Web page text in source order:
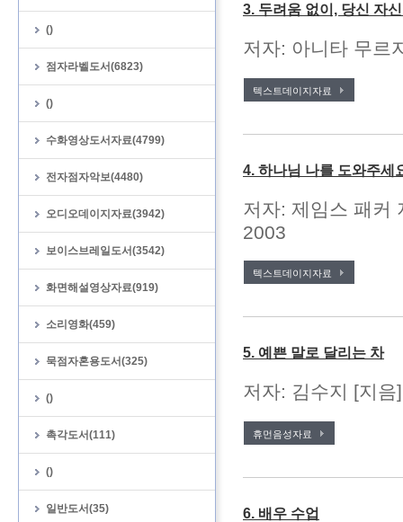
()
점자라벨도서(6823)
()
수화영상도서자료(4799)
전자점자악보(4480)
오디오데이지자료(3942)
보이스브레일도서(3542)
화면해설영상자료(919)
소리영화(459)
묵점자혼용도서(325)
()
촉각도서(111)
()
일반도서(35)
3. 두려움 없이, 당신 자
저자: 아니타 무르
텍스트데이지자료
4. 하나님 나를 도와주세
저자: 제임스 패커
2003
텍스트데이지자료
5. 예쁜 말로 달리는 차
저자: 김수지 [지
휴먼음성자료
6. 배우 수업